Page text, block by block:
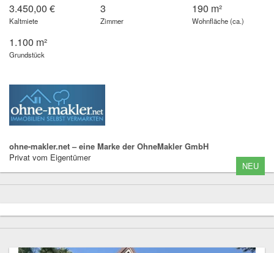
3.450,00 €
Kaltmiete
3
Zimmer
190 m²
Wohnfläche (ca.)
1.100 m²
Grundstück
ohne-makler.net – eine Marke der OhneMakler GmbH
Privat vom Eigentümer
NEU